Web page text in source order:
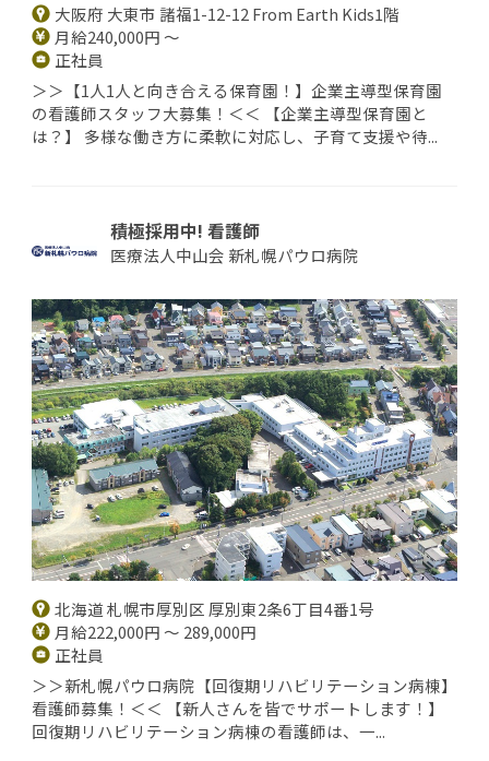
大阪府 大東市 諸福1-12-12 From Earth Kids1階
月給240,000円 ～
正社員
＞＞【1人1人と向き合える保育園！】企業主導型保育園
の看護師スタッフ大募集！＜＜ 【企業主導型保育園と
は？】 多様な働き方に柔軟に対応し、子育て支援や待...
積極採用中! 看護師
医療法人中山会 新札幌パウロ病院
北海道 札幌市厚別区 厚別東2条6丁目4番1号
月給222,000円 ～ 289,000円
正社員
＞＞新札幌パウロ病院【回復期リハビリテーション病棟】
看護師募集！＜＜ 【新人さんを皆でサポートします！】
回復期リハビリテーション病棟の看護師は、一...